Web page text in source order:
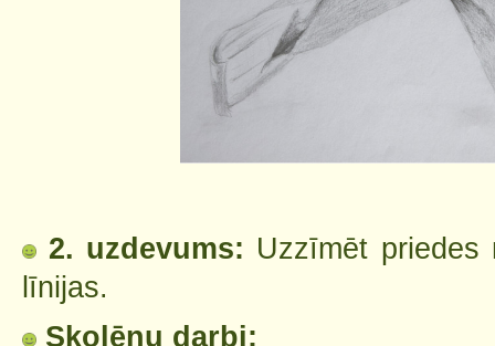
2. uzdevums: Uzzīmēt priedes
līnijas.
Skolēnu darbi: